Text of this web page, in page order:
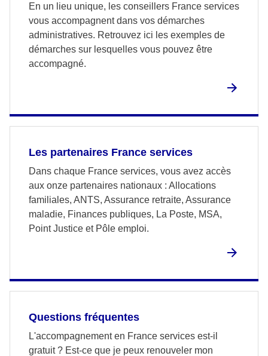
En un lieu unique, les conseillers France services
vous accompagnent dans vos démarches
administratives. Retrouvez ici les exemples de
démarches sur lesquelles vous pouvez être
accompagné.
Les partenaires France services
Dans chaque France services, vous avez accès
aux onze partenaires nationaux : Allocations
familiales, ANTS, Assurance retraite, Assurance
maladie, Finances publiques, La Poste, MSA,
Point Justice et Pôle emploi.
Questions fréquentes
L'accompagnement en France services est-il
gratuit ? Est-ce que je peux renouveler mon